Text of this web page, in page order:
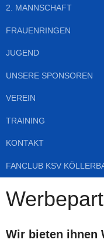
2. MANNSCHAFT
FRAUENRINGEN
JUGEND
UNSERE SPONSOREN
VEREIN
TRAINING
KONTAKT
FANCLUB KSV
Wir bieten ihnen